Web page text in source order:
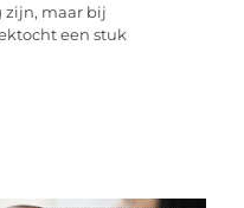
maar bij
een stuk